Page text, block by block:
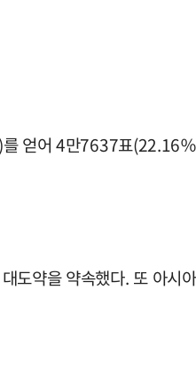
얻어 4만7637표(22.16
약을 약속했다. 또 아시